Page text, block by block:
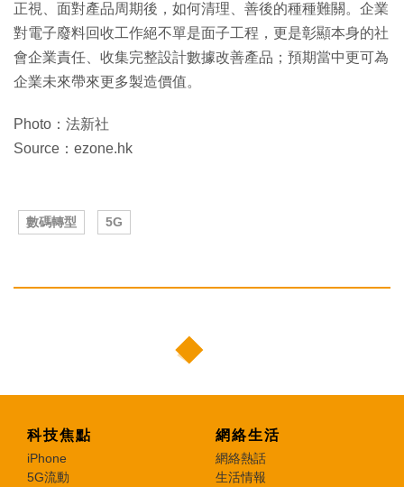
正視、面對產品周期後，如何清理、善後的種種難關。企業
對電子廢料回收工作絕不單是面子工程，更是彰顯本身的社
會企業責任、收集完整設計數據改善產品；預期當中更可為
企業未來帶來更多製造價值。
Photo：法新社
Source：ezone.hk
數碼轉型 5G
科技焦點
iPhone
5G流動
網絡生活
網絡熱話
生活情報